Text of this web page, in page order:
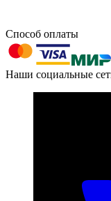
603004, г.
+7 (831) 290-86-
Способ оплаты
Наши социальные